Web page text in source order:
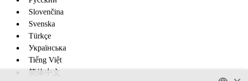
Slovenčina
Svenska
Türkçe
Украïнська
Tiếng Việt
简体中文